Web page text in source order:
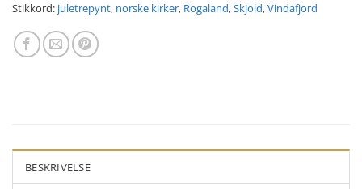
Stikkord: juletrepynt, norske kirker, Rogaland,Skjold,Vindafjord
BESKRIVELSE